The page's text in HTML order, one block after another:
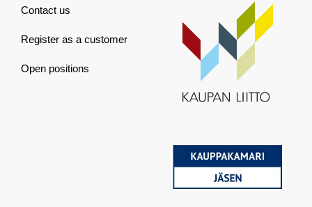
Contact us
Register as a customer
Open positions